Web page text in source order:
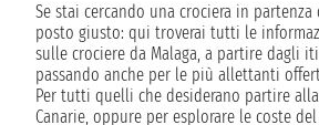
Se stai cercando una crociera in partenza
posto giusto: qui troverai tutti le
sulle crociere da Malaga, a partire dagli
passando anche per le più allettanti
Per tutti quelli che desiderano partire
Canarie, oppure per esplorare le coste